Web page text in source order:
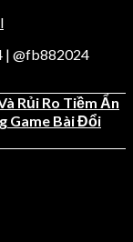
| @fb882024
Rủi Ro Tiềm Ẩn
Game Bài Đổi